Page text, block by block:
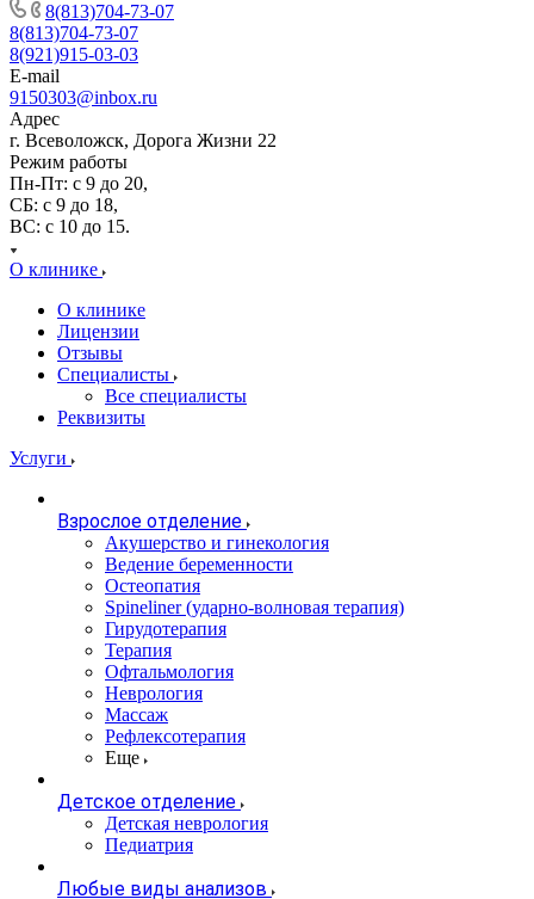
8(813)704-73-07
8(813)704-73-07
8(921)915-03-03
E-mail
9150303@inbox.ru
Адрес
г. Всеволожск, Дорога Жизни 22
Режим работы
Пн-Пт: с 9 до 20,
СБ: с 9 до 18,
ВС: с 10 до 15.
О клинике
О клинике
Лицензии
Отзывы
Специалисты
Все специалисты
Реквизиты
Услуги
Взрослое отделение
Акушерство и гинекология
Ведение беременности
Остеопатия
Spineliner (ударно-волновая терапия)
Гирудотерапия
Терапия
Офтальмология
Неврология
Массаж
Рефлексотерапия
Еще
Детское отделение
Детская неврология
Педиатрия
Любые виды анализов